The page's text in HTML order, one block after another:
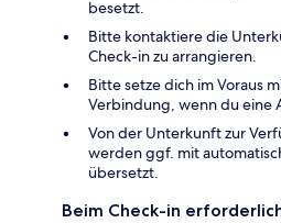
besetzt.
Bitte kontaktiere die
Check-in zu arrangieren.
Bitte setze dich im Voraus
Verbindung, wenn du eine
Von der Unterkunft zur
werden ggf. mit
übersetzt.
Beim Check-in